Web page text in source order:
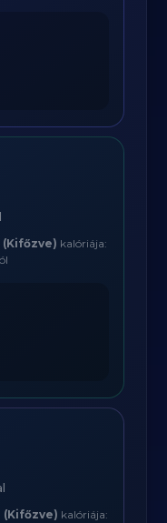
kalóriája:
(Kifőzve) kalóriája: